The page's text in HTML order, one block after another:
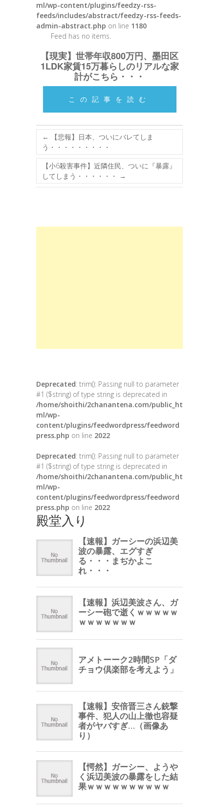
ml/wp-content/plugins/feedzy-rss-
feeds/includes/abstract/feedzy-rss-feeds-
admin-abstract.php on line 1180
Feed has no items.
【現実】世帯年収800万円、墨田区
1LDK家賃15万暮らしのリアルな家
計がこちら・・・
この記事を読む
←
【悲報】日本、ついにバレてしま
う・・・・・・・・・
【小6殺害事件】近隣住民、ついに『暴露』
してしまう・・・・・・
→
Deprecated: trim(): Passing null to parameter
#1 ($string) of type string is deprecated in
/home/shoithi/2chanantena.com/public_ht
ml/wp-
content/plugins/feedwordpress/feedword
press.php on line 2022
Deprecated: trim(): Passing null to parameter
#1 ($string) of type string is deprecated in
/home/shoithi/2chanantena.com/public_ht
ml/wp-
content/plugins/feedwordpress/feedword
press.php on line 2022
殿堂入り